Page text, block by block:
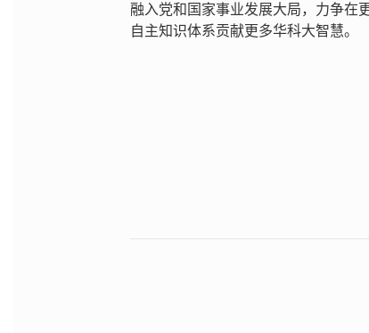
融入党和国家事业发展大局，力争在
自主知识体系贡献更多华科大智慧。